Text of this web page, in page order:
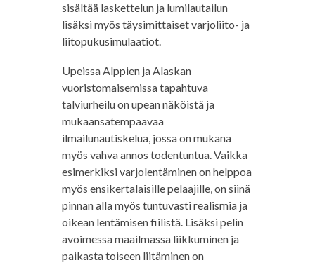
sisältää laskettelun ja lumilautailun
lisäksi myös täysimittaiset varjoliito- ja
liitopukusimulaatiot.
Upeissa Alppien ja Alaskan
vuoristomaisemissa tapahtuva
talviurheilu on upean näköistä ja
mukaansatempaavaa
ilmailunautiskelua, jossa on mukana
myös vahva annos todentuntua. Vaikka
esimerkiksi varjolentäminen on helppoa
myös ensikertalaisille pelaajille, on siinä
pinnan alla myös tuntuvasti realismia ja
oikean lentämisen fiilistä. Lisäksi pelin
avoimessa maailmassa liikkuminen ja
paikasta toiseen liitäminen on